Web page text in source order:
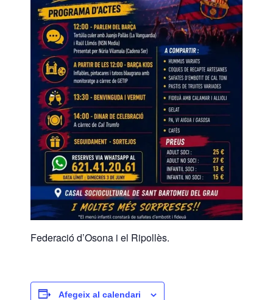
Federació d’Osona i el Ripollès.
Afegeix al calendari